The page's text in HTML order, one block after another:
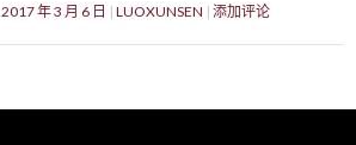
2017 年 3 月 6 日 LUOXUNSEN 添加评论